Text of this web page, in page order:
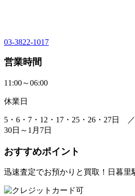
03-3822-1017
営業時間
11:00～06:00
休業日
5・6・7・12・17・25・26・27日
30日～1月7日
おすすめポイント
迅速査定でお預かりと買取！日暮里